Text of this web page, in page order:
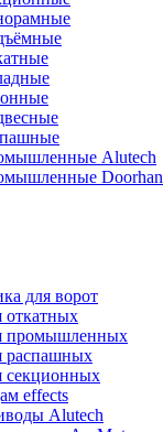
Alutech
Doorhan
для ворот
откатных
промышленных
распашных
секционных
effects
Alutech